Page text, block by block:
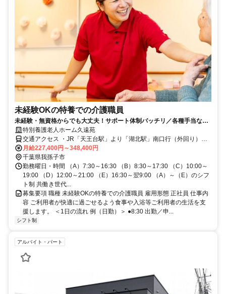
未経験OKの特養での介護職員
未経験・無資格からでも大丈夫！サポート体制バッチリ／各種手当など
待遇充実／家事・育児との両立を支援
特別養護老人ホーム久遠苑
交通アクセス ・JR「天王台駅」より「湖北駅」南口行（外回り）バ
スにて「湖北台5丁目」下車徒歩10分 ・JR成田線「湖北駅」より車
で4分（徒歩18分） ・JR成田線「新木駅」より車で4分
月給227,400円～348,400円
千葉県我孫子市
勤務曜日・時間 （A）7:30～16:30 （B）8:30～17:30 （C）10:00～
19:00 （D）12:00～21:00 （E）16:30～翌9:00 （A）～（E）のシフ
ト制 共働き世代...
募集要項 職種 未経験OKの特養での介護職員 雇用形態 正社員 仕事内
容 ご利用者が快適に過ごせるよう食事や入浴等ご利用者の生活を支
援します。 ＜1日の流れ 例（日勤）＞ ●8:30 出勤／申...
シフト制
アルバイト・パート